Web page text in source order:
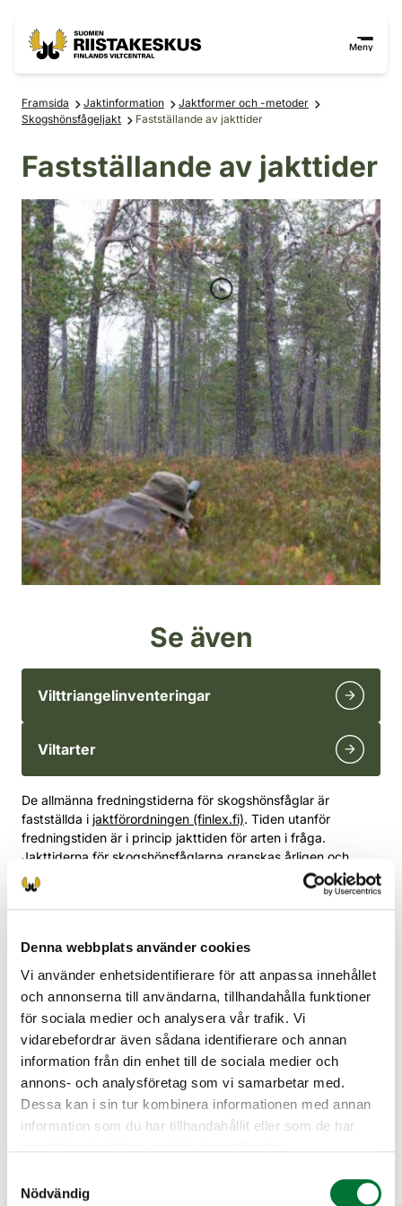
Denna webbplats använder cookies
Vi använder enhetsidentifierare för att anpassa innehållet
och annonserna till användarna, tillhandahålla funktioner
för sociala medier och analysera vår trafik. Vi
vidarebefordrar även sådana identifierare och annan
information från din enhet till de sociala medier och
annons- och analysföretag som vi samarbetar med.
Dessa kan i sin tur kombinera informationen med annan
information som du har tillhandahållit eller som de har
Nödvändig
Meny
Framsida Jaktinformation
Jaktformer och -metoder
Skogshönsfågeljakt
Fastställande av jakttider
Fastställande av jakttider
Se även
Vilttriangelinventeringar
Viltarter
De allmänna fredningstiderna för skogshönsfåglar är
fastställda i jaktförordningen (finlex.fi). Tiden utanför
fredningstiden är i princip jakttiden för arten i fråga.
Jakttiderna för skogshönsfåglarna granskas årligen och
regleras enligt behov enligt fågelstammarnas utveckling.
Avsikten med regleringen är att säkerställa jaktens
hållbarhet.
Resultaten av de vilttriangelinventeringar som utförs i
månadsskiftet juli-augusti analyseras i början av augusti,
efter det tredje inventeringsveckoslutet. Finlands viltcentral
och Naturresursinstitutet går igenom förändringarna i
skogshönsfågelsituationen och de effekter förändringarna
har på stammens utveckling på sikt för de olika arterna och
regionerna. Efter granskningen bereder Finlands viltcentral
ett förslag på jakttider för skogshönsfåglar till jord- och
skogsbruksministeriet. Jord- och skogsbruksministeriet
utarbetar utifrån förslaget en förordning om förbud mot jakt
på skogshönsfåglar. I praktiken förkortas genom
full jakttid. Innan jord- och skogsbruksministeriet